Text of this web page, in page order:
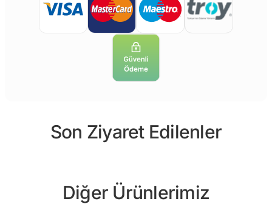
Son Ziyaret Edilenler
Diğer Ürünlerimiz